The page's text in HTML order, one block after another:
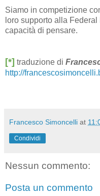
Siamo in competizione
loro supporto alla
capacità di pensare.
[*] traduzione di
http://
Francesco Simoncelli at
Condividi
Nessun commento:
Posta un commento